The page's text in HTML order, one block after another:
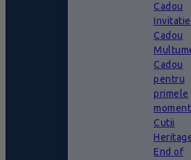
Cadou
Invitatie
Cadou
Cadou
pentru
primele
Cutii
End of